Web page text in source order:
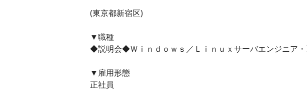
(東京都新宿区)
▼職種
◆説明会◆Ｗｉｎｄｏｗｓ／Ｌｉｎｕｘサーバエンジニア・
▼雇用形態
正社員